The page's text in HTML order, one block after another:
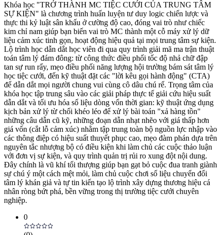
Khóa học "TRỞ THÀNH MC TIỆC CƯỚI CỦA TRUNG TÂM
SỰ KIỆN" là chương trình huấn luyện tư duy logic chiến lược và
thực thi kỷ luật sân khấu ở cường độ cao, đóng vai trò như chiếc
kim chỉ nam giúp bạn biến vai trò MC thành một cỗ máy xử lý dữ
liệu cảm xúc tinh gọn, hoạt động hiệu quả tại mọi trung tâm sự kiện.
Lộ trình học dẫn dắt học viên đi qua quy trình giải mã ma trận thuật
toán tâm lý đám đông: từ công thức điều phối tốc độ nhả chữ đập
tan sự run rẩy, mẹo điều phối năng lượng hội trường bám sát tâm lý
học tiệc cưới, đến kỹ thuật đặt các "lời kêu gọi hành động" (CTA)
để dẫn dắt mọi người chung vui cùng cô dâu chú rể. Trọng tâm của
khóa học tập trung sâu vào các giải pháp thực tế giải cứu hiệu suất
dẫn dắt và tối ưu hóa số liệu dòng vốn thời gian: kỹ thuật ứng dụng
kịch bản xử lý từ chối khéo léo để xử lý bài toán "xả hàng tồn"
những câu dẫn cũ kỹ, những đoạn dẫn nhạt nhẽo với giá thấp hơn
giá vốn (cắt lỗ cảm xúc) nhằm tập trung toàn bộ nguồn lực nhập vào
các thông điệp có hiệu suất thuyết phục cao, mẹo đàm phán dựa trên
nguyên tắc nhượng bộ có điều kiện khi làm chủ các cuộc thảo luận
với đơn vị sự kiện, và quy trình quản trị rủi ro xung đột nội dung.
Đây chính là vũ khí tối thượng giúp bạn gạt bỏ cuộc đua tranh giành
sự chú ý một cách mệt mỏi, làm chủ cuộc chơi số liệu chuyển đổi
tâm lý khán giả và tự tin kiến tạo lộ trình xây dựng thương hiệu cá
nhân ròng bứt phá, bền vững trong thị trường tiệc cưới chuyên
nghiệp.
0